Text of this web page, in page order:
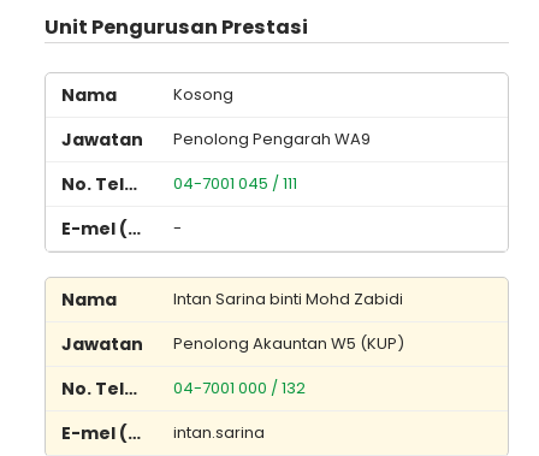
Unit Pengurusan Prestasi
Kosong
Penolong Pengarah WA9
04-7001 045 / 111
-
Intan Sarina binti Mohd Zabidi
Penolong Akauntan W5 (KUP)
04-7001 000 / 132
intan.sarina